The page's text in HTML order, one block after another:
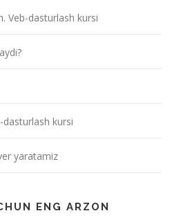
Veb-dasturlash kursi
kursi
yaratamiz
ENG ARZON